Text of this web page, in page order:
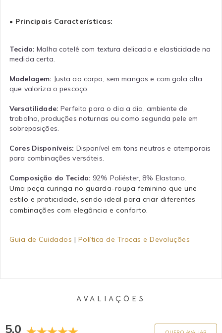
• Principais Características:
Tecido: Malha cotelê com textura delicada e elasticidade na
medida certa.
Modelagem: Justa ao corpo, sem mangas e com gola alta
que valoriza o pescoço.
Versatilidade: Perfeita para o dia a dia, ambiente de
trabalho, produções noturnas ou como segunda pele em
sobreposições.
Cores Disponíveis: Disponível em tons neutros e atemporais
para combinações versáteis.
Composição do Tecido: 92% Poliéster, 8% Elastano.
Uma peça curinga no guarda-roupa feminino que une
estilo e praticidade, sendo ideal para criar diferentes
combinações com elegância e conforto.
Guia de Cuidados | Política de Trocas e Devoluções
AVALIAÇÕES
5.0